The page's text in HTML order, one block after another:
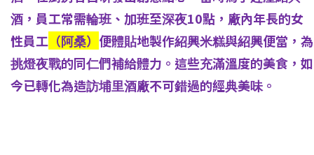
酒，員工常需輪班、加班至深夜10點，廠內年長的女
性員工 （阿桑） 便體貼地製作紹興米糕與紹興便當，為
挑燈夜戰的同仁們補給體力。這些充滿溫度的美食，如
今已轉化為造訪埔里酒廠不可錯過的經典美味。